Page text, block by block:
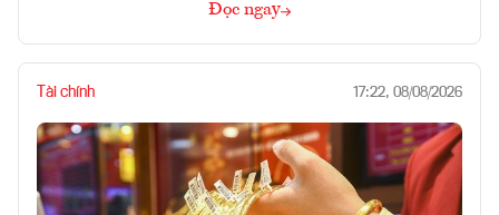
Đọc ngay
Tài chính 17:22, 08/08/2026